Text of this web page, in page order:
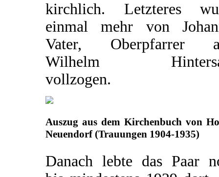
kirchlich. Letzteres
einmal mehr von
Vater, Oberpfarrer
Wilhelm
vollzogen.
Auszug aus dem Kirchenbuch von
Neuendorf (Trauungen 1904-1935)
Danach lebte das Paar